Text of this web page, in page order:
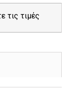
τις τιμές